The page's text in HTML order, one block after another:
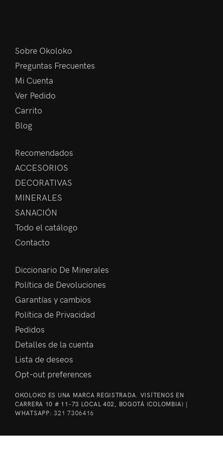
Sobre Okoloko
Preguntas Frecuentes
Mi Cuenta
Ver Pedido
Carrito
Blog
Recomendados
ACCESORIOS
DECORATIVAS
MINERALES
SANACIÓN
Todo el catálogo
Contacto
Diccionario De Minerales
Política de Devoluciones
Garantías y cambios
Política de Privacidad
Pedidos
Detalles de la cuenta
Lista de deseos
Opt-out preferences
OKOLOKO ES UNA MARCA REGISTRADA. VISÍTENOS EN
CARRERA 10 # 11-73 LOCAL 402, BOGOTÁ (COLOMBIA) |
WHATSAPP:321 7306416